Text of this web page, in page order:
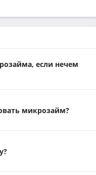
если нечем
микрозайм?